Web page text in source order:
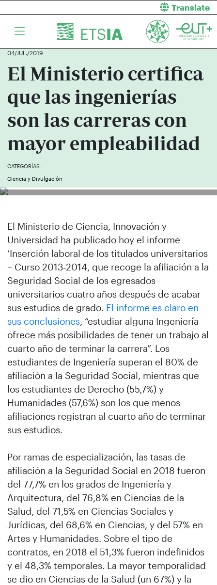
Translate
04/JUL./2019
El Ministerio certifica
que las ingenierías
son las carreras con
mayor empleabilidad
CATEGORÍAS:
Ciencia y Divulgación
El Ministerio de Ciencia, Innovación y
Universidad ha publicado hoy el informe
‘Inserción laboral de los titulados universitarios
– Curso 2013-2014, que recoge la afiliación a la
Seguridad Social de los egresados
universitarios cuatro años después de acabar
sus estudios de grado. El informe es claro en
sus conclusiones, “estudiar alguna Ingeniería
ofrece más posibilidades de tener un trabajo al
cuarto año de terminar la carrera”. Los
estudiantes de Ingeniería superan el 80% de
afiliación a la Seguridad Social, mientras que
los estudiantes de Derecho (55,7%) y
Humanidades (57,6%) son los que menos
afiliaciones registran al cuarto año de terminar
sus estudios.
Por ramas de especialización, las tasas de
afiliación a la Seguridad Social en 2018 fueron
del 77,7% en los grados de Ingeniería y
Arquitectura, del 76,8% en Ciencias de la
Salud, del 71,5% en Ciencias Sociales y
Jurídicas, del 68,6% en Ciencias, y del 57% en
Artes y Humanidades. Sobre el tipo de
contratos, en 2018 el 51,3% fueron indefinidos
y el 48,3% temporales. La mayor temporalidad
se dio en Ciencias de la Salud (un 67%) y la